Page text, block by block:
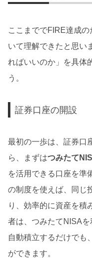
ここまででFIRE達成
いて理解できたと思い
ればいいのか」を具体
う。
証券口座の開設
最初の一歩は、証券口
ら、まずはつみたて
を活用できる口座を準
の制度を使えば、同じ
り、効率的に資産を積
者は、つみたてNISA
自動積立するだけでも
ができます。